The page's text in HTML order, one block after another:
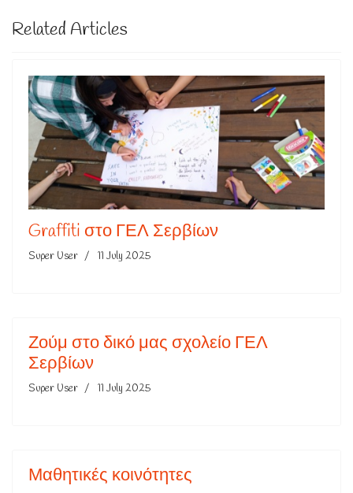
Related Articles
Graffiti στο ΓΕΛ Σερβίων
Super User 11 July 2025
Ζούμ στο δικό μας σχολείο ΓΕΛ
Σερβίων
Super User 11 July 2025
Μαθητικές κοινότητες